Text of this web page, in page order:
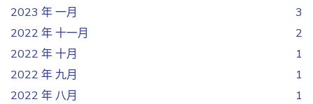
2023 年 一月
3
2022 年 十一月
2
2022 年 十月
1
2022 年 九月
1
2022 年 八月
1